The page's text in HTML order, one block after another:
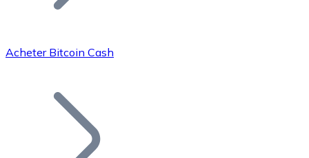
Bitcoin
Acheter Bitcoin Cash